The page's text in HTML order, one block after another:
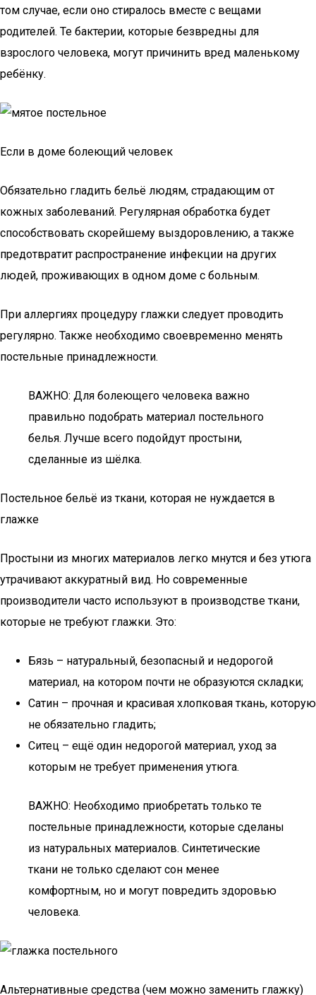
том случае, если оно стиралось вместе с вещами
родителей. Те бактерии, которые безвредны для
взрослого человека, могут причинить вред маленькому
ребёнку.
Если в доме болеющий человек
Обязательно гладить бельё людям, страдающим от
кожных заболеваний. Регулярная обработка будет
способствовать скорейшему выздоровлению, а также
предотвратит распространение инфекции на других
людей, проживающих в одном доме с больным.
При аллергиях процедуру глажки следует проводить
регулярно. Также необходимо своевременно менять
постельные принадлежности.
ВАЖНО: Для болеющего человека важно
правильно подобрать материал постельного
белья. Лучше всего подойдут простыни,
сделанные из шёлка.
Постельное бельё из ткани, которая не нуждается в
глажке
Простыни из многих материалов легко мнутся и без утюга
утрачивают аккуратный вид. Но современные
производители часто используют в производстве ткани,
которые не требуют глажки. Это:
Бязь – натуральный, безопасный и недорогой
материал, на котором почти не образуются складки;
Сатин – прочная и красивая хлопковая ткань, которую
не обязательно гладить;
Ситец – ещё один недорогой материал, уход за
которым не требует применения утюга.
ВАЖНО: Необходимо приобретать только те
постельные принадлежности, которые сделаны
из натуральных материалов. Синтетические
ткани не только сделают сон менее
комфортным, но и могут повредить здоровью
человека.
Альтернативные средства (чем можно заменить глажку)